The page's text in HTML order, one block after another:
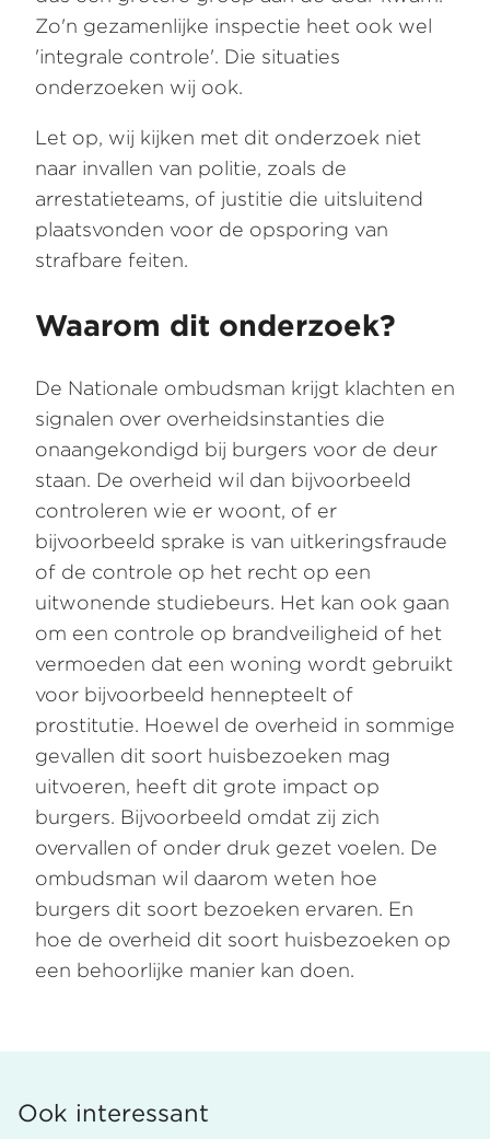
Zo'n gezamenlijke inspectie heet ook wel
'integrale controle'. Die situaties
onderzoeken wij ook.
Let op, wij kijken met dit onderzoek niet
naar invallen van politie, zoals de
arrestatieteams, of justitie die uitsluitend
plaatsvonden voor de opsporing van
strafbare feiten.
Waarom dit onderzoek?
De Nationale ombudsman krijgt klachten en
signalen over overheidsinstanties die
onaangekondigd bij burgers voor de deur
staan. De overheid wil dan bijvoorbeeld
controleren wie er woont, of er
bijvoorbeeld sprake is van uitkeringsfraude
of de controle op het recht op een
uitwonende studiebeurs. Het kan ook gaan
om een controle op brandveiligheid of het
vermoeden dat een woning wordt gebruikt
voor bijvoorbeeld hennepteelt of
prostitutie. Hoewel de overheid in sommige
gevallen dit soort huisbezoeken mag
uitvoeren, heeft dit grote impact op
burgers. Bijvoorbeeld omdat zij zich
overvallen of onder druk gezet voelen. De
ombudsman wil daarom weten hoe
burgers dit soort bezoeken ervaren. En
hoe de overheid dit soort huisbezoeken op
een behoorlijke manier kan doen.
Ook interessant